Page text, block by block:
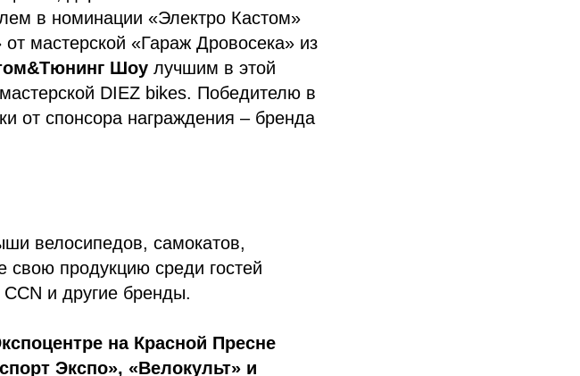
в номинации «Электро Кастом»
мастерской «Гараж Дровосека» из
Шоу лучшим в этой
DIEZ bikes. Победителю в
от спонсора награждения – бренда
велосипедов, самокатов,
свою продукцию среди гостей
и другие бренды.
на Красной Пресне
Экспо», «Велокульт» и